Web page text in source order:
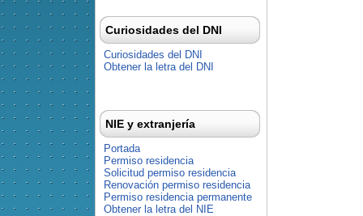
Curiosidades del DNI
Curiosidades del DNI
Obtener la letra del DNI
NIE y extranjería
Portada
Permiso residencia
Solicitud permiso residencia
Renovación permiso residencia
Permiso residencia permanente
Obtener la letra del NIE